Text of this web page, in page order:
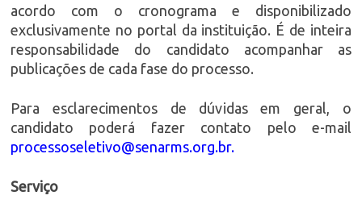
acordo com o cronograma e disponibilizado
exclusivamente no portal da instituição. É de inteira
responsabilidade do candidato acompanhar as
publicações de cada fase do processo.
Para esclarecimentos de dúvidas em geral, o
candidato poderá fazer contato pelo e-mail
processoseletivo@senarms.org.br.
Serviço